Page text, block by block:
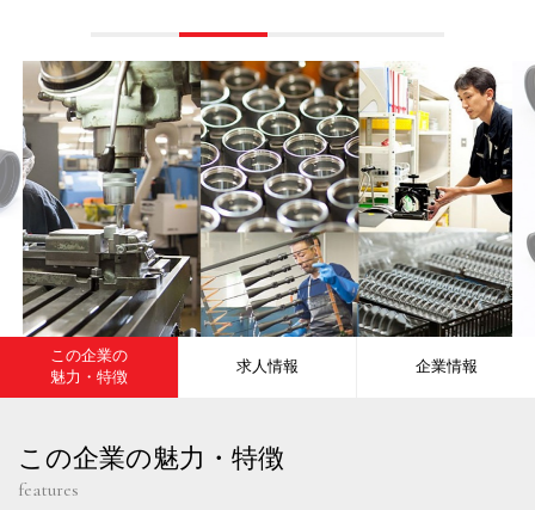
この企業の
魅力・特徴
求人情報 企業情報
この企業の魅力・特徴
features